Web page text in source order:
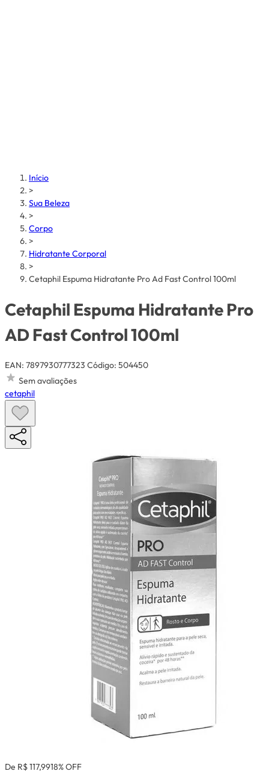
Início
>
Sua Beleza
>
Corpo
>
Hidratante Corporal
>
Cetaphil Espuma Hidratante Pro Ad Fast Control 100ml
Cetaphil Espuma Hidratante Pro
AD Fast Control 100ml
EAN: 7897930777323 Código: 504450
Sem avaliações
cetaphil
De R$ 117,9918% OFF